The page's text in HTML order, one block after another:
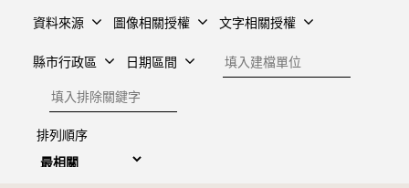
資料來源 圖像相關授權 文字相關授權
縣市行政區 日期區間
建檔單位
排除關鍵字
排列順序